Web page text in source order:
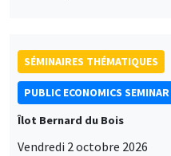
SÉMINAIRES THÉMATIQUES
PUBLIC ECONOMICS SEMINAR
Îlot Bernard du Bois
Vendredi 2 octobre 2026